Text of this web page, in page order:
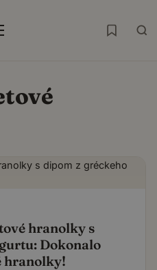
hranolky s
Dokonalo
hranolky!